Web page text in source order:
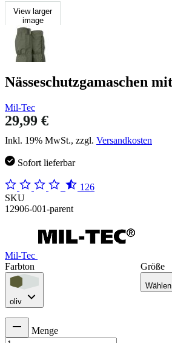
View larger
image
Nässeschutzgamaschen
Mil-Tec
29,99 €
Inkl. 19% MwSt., zzgl. Versandkosten
Sofort lieferbar
126
SKU
12906-001-parent
Mil-Tec
Farbton
oliv
Größe
Menge